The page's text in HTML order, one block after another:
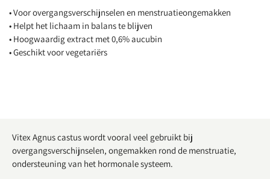
• Voor overgangsverschijnselen en menstruatieongemakken
• Helpt het lichaam in balans te blijven
• Hoogwaardig extract met 0,6% aucubin
• Geschikt voor vegetariërs
Vitex Agnus castus wordt vooral veel gebruikt bij
overgangsverschijnselen, ongemakken rond de menstruatie,
ondersteuning van het hormonale systeem.